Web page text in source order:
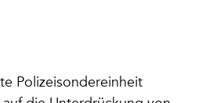
Polizeisondereinheit